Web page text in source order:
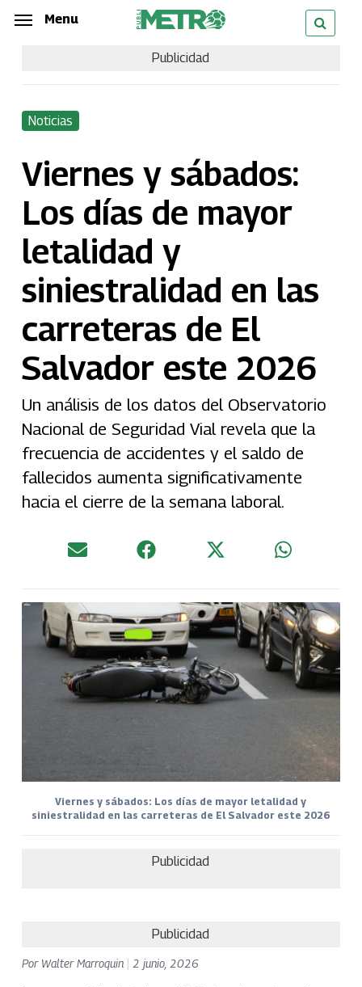
Skip
content
Menu
Publicidad
Noticias
Viernes y sábados:
Los días de mayor
letalidad y
siniestralidad en las
carreteras de El
Salvador este 2026
Un análisis de los datos del Observatorio
Nacional de Seguridad Vial revela que la
frecuencia de accidentes y el saldo de
fallecidos aumenta significativamente
hacia el cierre de la semana laboral.
Viernes y sábados: Los días de mayor letalidad y
siniestralidad en las carreteras de El Salvador este 2026
Publicidad
Publicidad
Por Walter Marroquin 2 junio, 2026
Menu